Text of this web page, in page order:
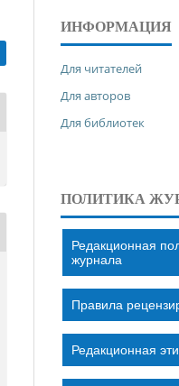
ИНФОРМАЦИЯ
Для читателей
Для авторов
Для библиотек
ПОЛИТИКА
Редакционная
журнала
Правила
Редакционная